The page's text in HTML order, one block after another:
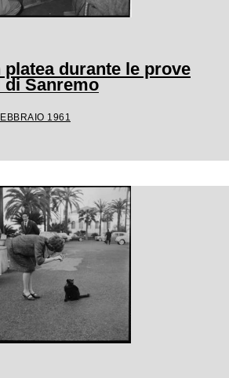
platea durante le prove
di Sanremo
1961